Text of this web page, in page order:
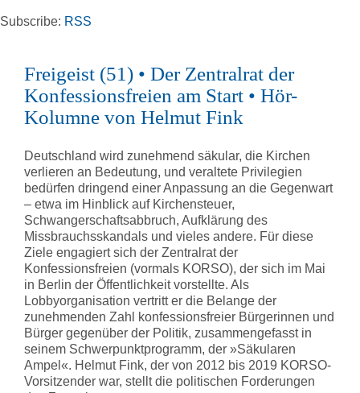
Rubriken
Kortizes Website
Subscribe: RSS
Freigeist (51) • Der Zentralrat der
Konfessionsfreien am Start • Hör-
Kolumne von Helmut Fink
Deutschland wird zunehmend säkular, die Kirchen
verlieren an Bedeutung, und veraltete Privilegien
bedürfen dringend einer Anpassung an die Gegenwart
– etwa im Hinblick auf Kirchensteuer,
Schwangerschaftsabbruch, Aufklärung des
Missbrauchsskandals und vieles andere. Für diese
Ziele engagiert sich der Zentralrat der
Konfessionsfreien (vormals KORSO), der sich im Mai
in Berlin der Öffentlichkeit vorstellte. Als
Lobbyorganisation vertritt er die Belange der
zunehmenden Zahl konfessionsfreier Bürgerinnen und
Bürger gegenüber der Politik, zusammengefasst in
seinem Schwerpunktprogramm, der »Säkularen
Ampel«. Helmut Fink, der von 2012 bis 2019 KORSO-
Vorsitzender war, stellt die politischen Forderungen